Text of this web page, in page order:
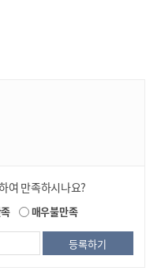
여 만족하시나요?
매우불만족